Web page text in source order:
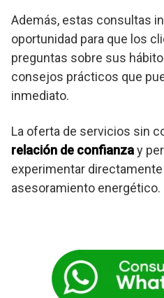
Además, estas consultas
oportunidad para que los
preguntas sobre sus
consejos prácticos que
inmediato.
La oferta de servicios sin
relación de confianzay
experimentar directamente
asesoramiento energético.